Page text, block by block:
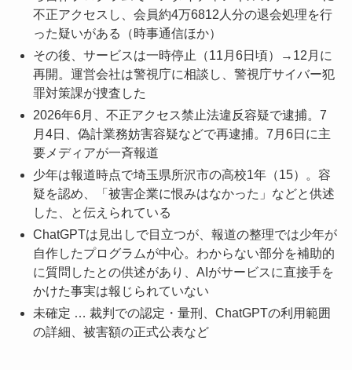
不正アクセスし、会員約4万6812人分の退会処理を行
った疑いがある（時事通信ほか）
その後、サービスは一時停止（11月6日頃）→12月に
再開。運営会社は警視庁に相談し、警視庁サイバー犯
罪対策課が捜査した
2026年6月、不正アクセス禁止法違反容疑で逮捕。7
月4日、偽計業務妨害容疑などで再逮捕。7月6日に主
要メディアが一斉報道
少年は報道時点で埼玉県所沢市の高校1年（15）。容
疑を認め、「被害企業に恨みはなかった」などと供述
した、と伝えられている
ChatGPTは見出しで目立つが、報道の整理では少年が
自作したプログラムが中心。わからない部分を補助的
に質問したとの供述があり、AIがサービスに直接手を
かけた事実は報じられていない
未確定 … 裁判での認定・量刑、ChatGPTの利用範囲
の詳細、被害額の正式公表など